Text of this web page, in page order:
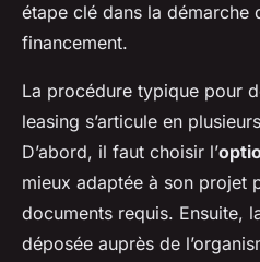
étape clé dans la démarche
financement.
La procédure typique pour
leasing s’articule en
D’abord, il faut choisir l’
mieux adaptée à son projet
documents requis. Ensuite,
déposée auprès de